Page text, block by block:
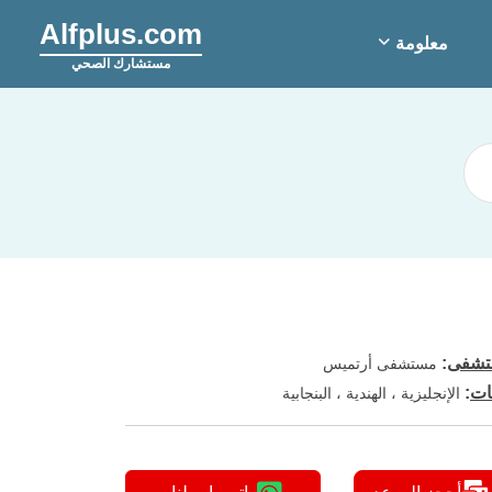
Alfplus.com
مستشارك الصحي
معلومة
: مستشفى أرتميس
: الإنجليزية ، الهندية ، البنجابية